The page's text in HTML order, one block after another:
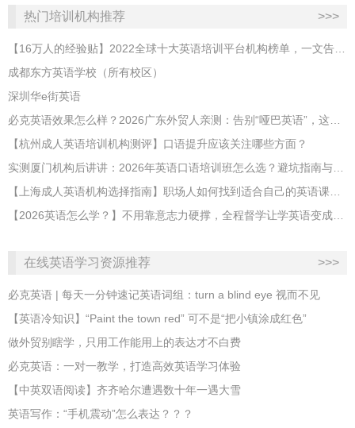
热门培训机构推荐 >>>
【16万人的经验贴】2022全球十大英语培训平台机构榜单，一文告诉你
成都东方英语学校（所有校区）
深圳华e街英语
必克英语效果怎么样？2026广东外贸人亲测：告别“哑巴英语”，这才是成年人最高效的自救指南！
【杭州成人英语培训机构测评】口语提升应该关注哪些方面？
实测厦门机构后讲讲：2026年英语口语培训班怎么选？避坑指南与高效学习新范式
【上海成人英语机构选择指南】职场人如何找到适合自己的英语课程？
【2026英语怎么学？】不用靠意志力硬撑，全程督学让学英语变成日常习惯
在线英语学习资源推荐 >>>
必克英语 | 每天一分钟速记英语词组：turn a blind eye 视而不见
​【英语冷知识】“Paint the town red” 可不是“把小镇涂成红色”
做外贸别瞎学，只用工作能用上的表达才不白费
必克英语：一对一教学，打造高效英语学习体验
【中英双语阅读】齐齐哈尔遭遇数十年一遇大雪
英语写作：“手机震动”怎么表达？？？